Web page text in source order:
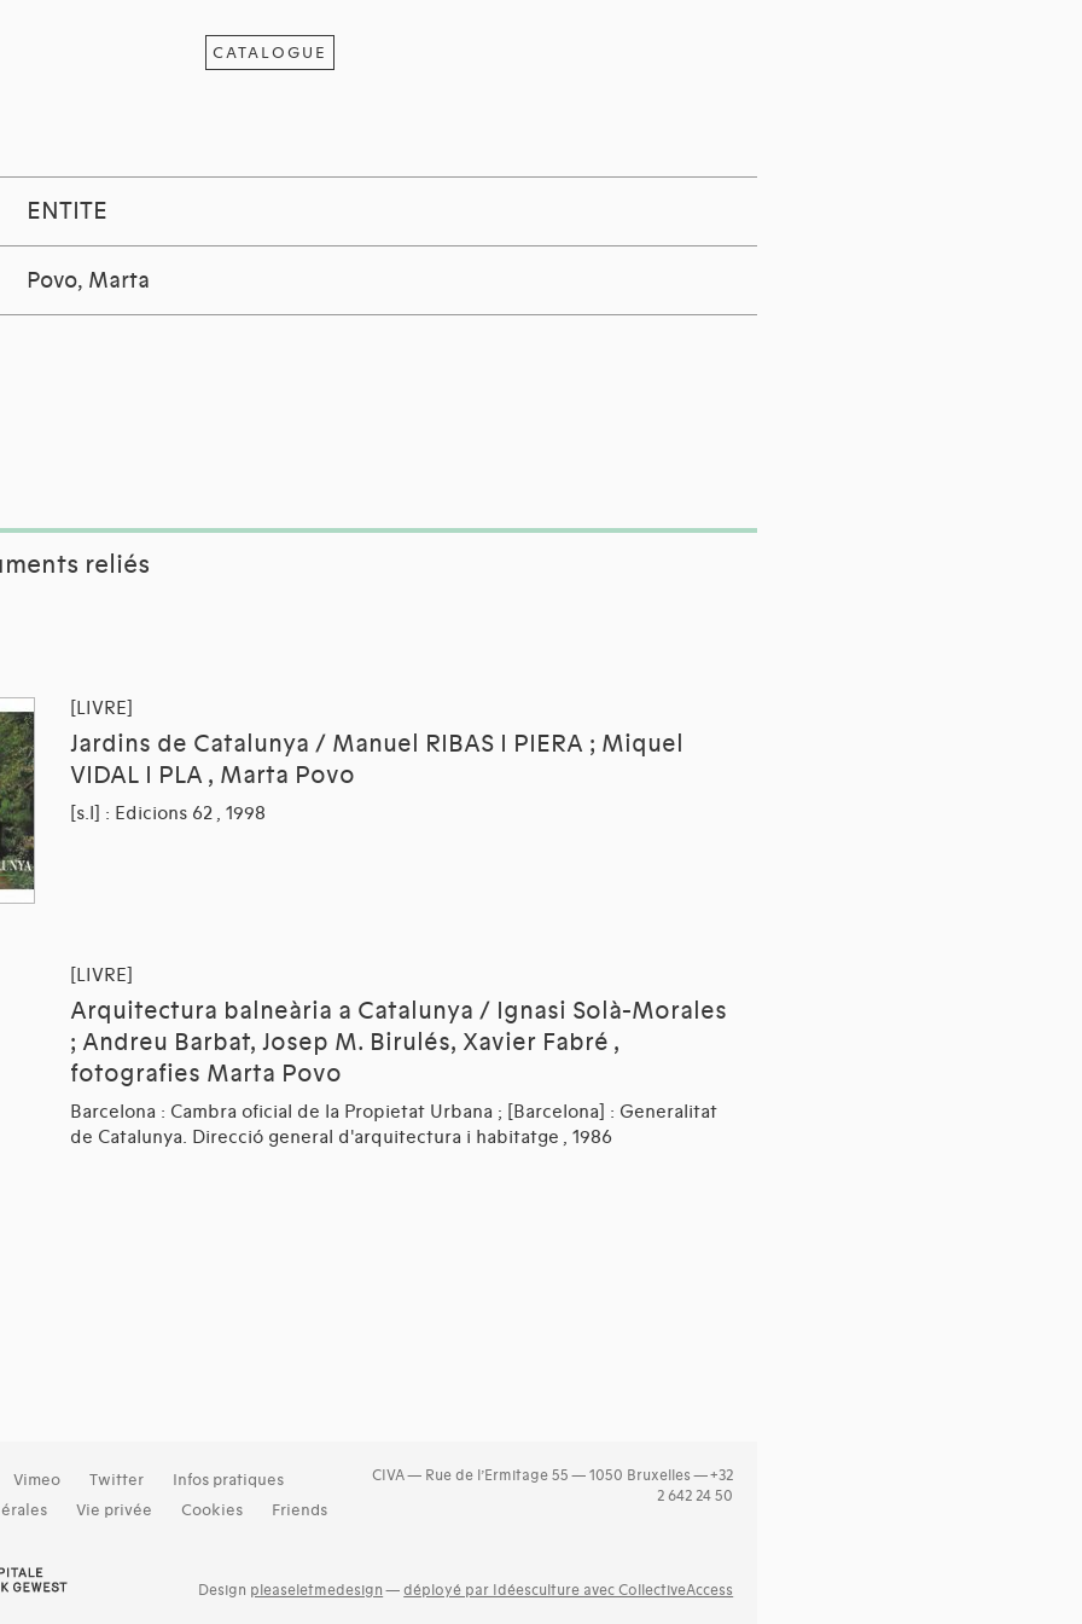
CATALOGUE
ENTITE
Povo, Marta
reliés
[LIVRE]
Jardins de Catalunya / Manuel RIBAS I PIERA ; Miquel
VIDAL I PLA , Marta Povo
[s.l] : Edicions 62 , 1998
[LIVRE]
Arquitectura balneària a Catalunya / Ignasi Solà-Morales
; Andreu Barbat, Josep M. Birulés, Xavier Fabré ,
fotografies Marta Povo
Barcelona : Cambra oficial de la Propietat Urbana ; [Barcelona] : Generalitat
de Catalunya. Direcció general d'arquitectura i habitatge , 1986
Vimeo Twitter
Infos pratiques
Vie privée Cookies Friends
CIVA — Rue de l’Ermitage 55 — 1050 Bruxelles — +32
2 642 24 50
Design pleaseletmedesign —déployé par Idéesculture avec CollectiveAccess